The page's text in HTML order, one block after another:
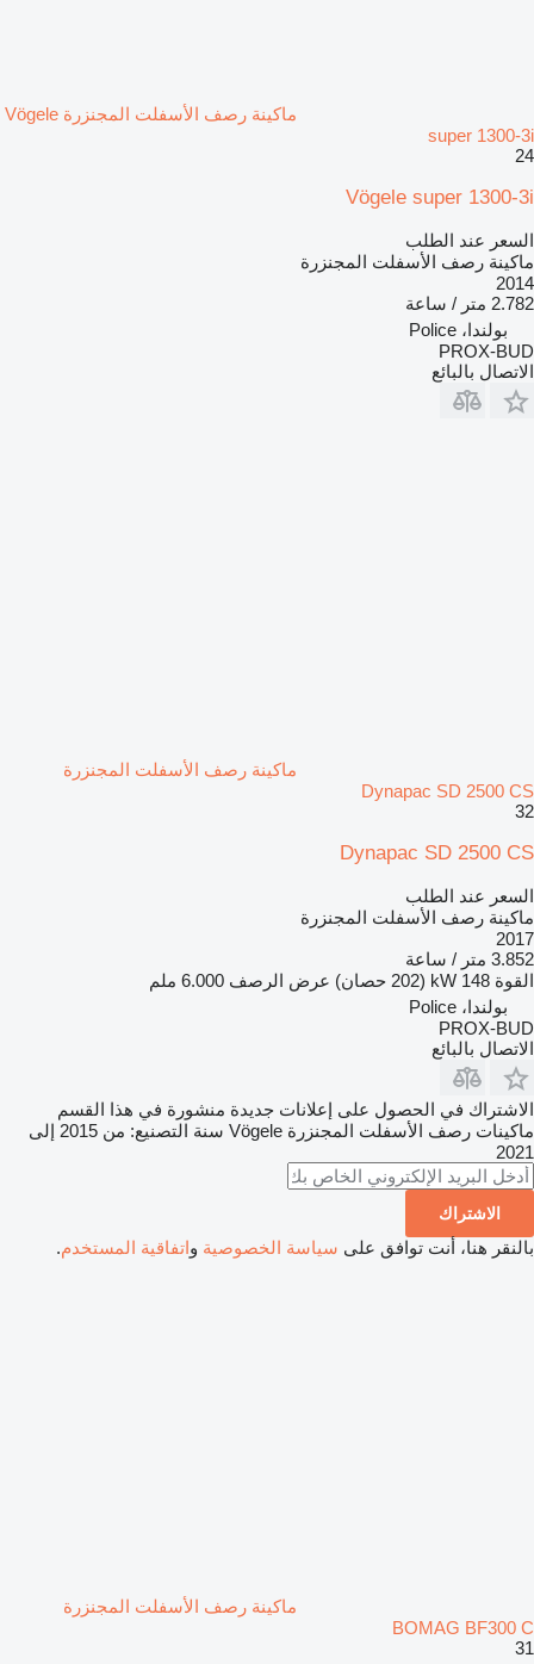
ماكينة رصف الأسفلت المجنزرة Vögele
super 1300-3i
24
Vögele super 1300-3i
السعر عند الطلب
ماكينة رصف الأسفلت المجنزرة
2014
2.782 متر / ساعة
بولندا، Police
PROX-BUD
الاتصال بالبائع
ماكينة رصف الأسفلت المجنزرة
Dynapac SD 2500 CS
32
Dynapac SD 2500 CS
السعر عند الطلب
ماكينة رصف الأسفلت المجنزرة
2017
3.852 متر / ساعة
القوة 148 kW (202 حصان) عرض الرصف 6.000 ملم
بولندا، Police
PROX-BUD
الاتصال بالبائع
الاشتراك في الحصول على إعلانات جديدة منشورة في هذا القسم
ماكينات رصف الأسفلت المجنزرة Vögele
سنة التصنيع: من 2015 إلى
2021
الاشتراك
بالنقر هنا، أنت توافق على سياسة الخصوصية واتفاقية المستخدم.
ماكينة رصف الأسفلت المجنزرة
BOMAG BF300 C
31